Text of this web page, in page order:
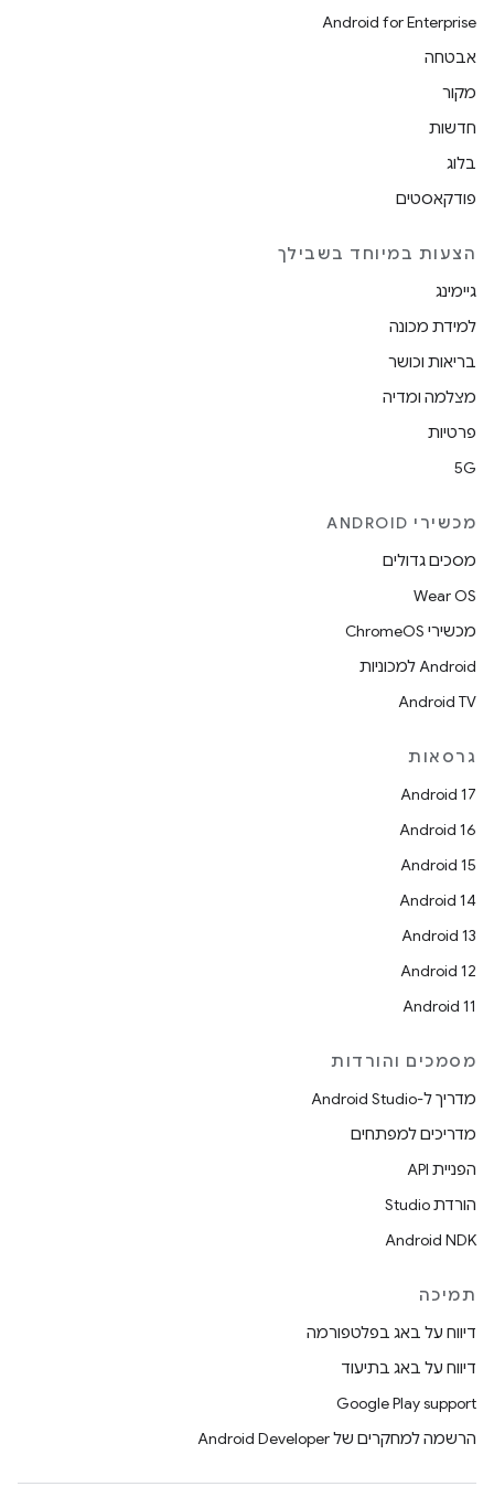
Android for Enterprise
אבטחה
מקור
חדשות
בלוג
פודקאסטים
הצעות במיוחד בשבילך
גיימינג
למידת מכונה
בריאות וכושר
מצלמה ומדיה
פרטיות
5G
מכשירי ANDROID
מסכים גדולים
Wear OS
מכשירי ChromeOS
Android למכוניות
Android TV
גרסאות
Android 17
Android 16
Android 15
Android 14
Android 13
Android 12
Android 11
מסמכים והורדות
מדריך ל-Android Studio
מדריכים למפתחים
הפניית API
הורדת Studio
Android NDK
תמיכה
דיווח על באג בפלטפורמה
דיווח על באג בתיעוד
Google Play support
הרשמה למחקרים של Android Developer